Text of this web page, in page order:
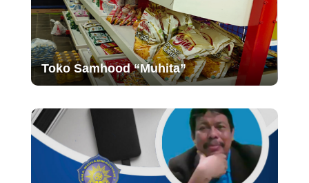
Toko Samhood “Muhita”